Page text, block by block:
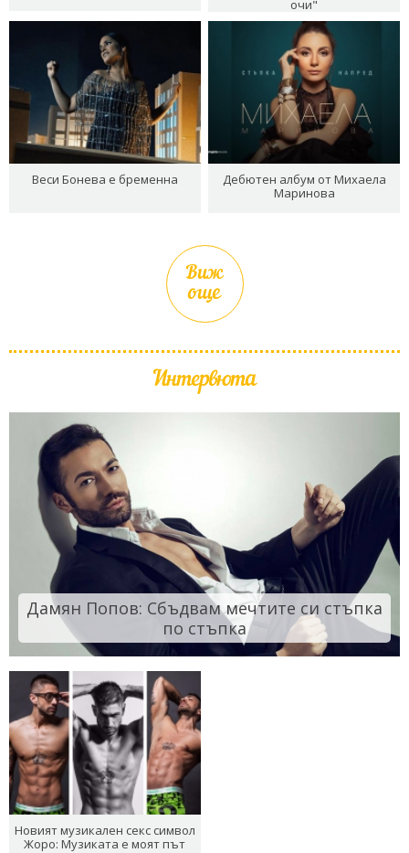
очи"
Веси Бонева е бременна
Дебютен албум от Михаела
Маринова
Виж
още
Интервюта
Дамян Попов: Сбъдвам мечтите си стъпка
по стъпка
Новият музикален секс символ
Жоро: Музиката е моят път